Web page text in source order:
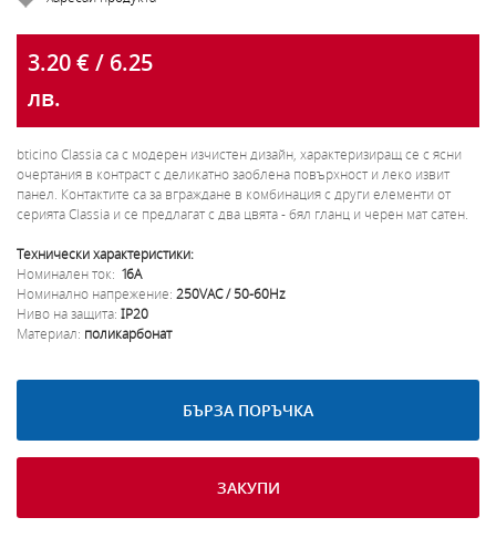
3.20 € / 6.25
лв.
bticino Classia са с модерен изчистен дизайн, характеризиращ се с ясни
очертания в контраст с деликатно заоблена повърхност и леко извит
панел. Контактите са за вграждане в комбинация с други елементи от
серията Classia и се предлагат с два цвята - бял гланц и черен мат сатен.
Технически характеристики:
Номинален ток: 16A
Номинално напрежение: 250VAC / 50-60Hz
Ниво на защита: IP20
Материал: поликарбонат
БЪРЗА ПОРЪЧКА
ЗАКУПИ